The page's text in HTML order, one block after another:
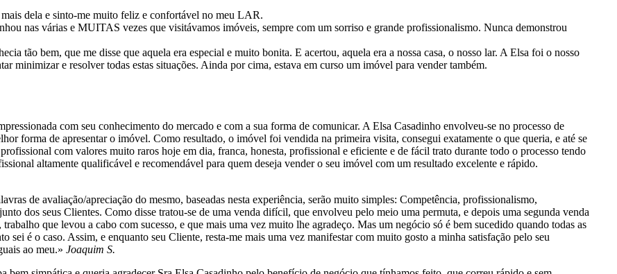
dela e sinto-me muito feliz e confortável no meu LAR.
nas várias e MUITAS vezes que visitávamos imóveis, sempre com um sorriso e grande profissionalismo. Nunca demonstrou
tão bem, que me disse que aquela era especial e muito bonita. E acertou, aquela era a nossa casa, o nosso lar. A Elsa foi o nosso
minimizar e resolver todas estas situações. Ainda por cima, estava em curso um imóvel para vender também.
com seu conhecimento do mercado e com a sua forma de comunicar. A Elsa Casadinho envolveu-se no processo de
forma de apresentar o imóvel. Como resultado, o imóvel foi vendida na primeira visita, consegui exatamente o que queria, e até se
com valores muito raros hoje em dia, franca, honesta, profissional e eficiente e de fácil trato durante todo o processo tendo
altamente qualificável e recomendável para quem deseja vender o seu imóvel com um resultado excelente e rápido.
de avaliação/apreciação do mesmo, baseadas nesta experiência, serão muito simples: Competência, profissionalismo,
dos seus Clientes. Como disse tratou-se de uma venda difícil, que envolveu pelo meio uma permuta, e depois uma segunda venda
que levou a cabo com sucesso, e que mais uma vez muito lhe agradeço. Mas um negócio só é bem sucedido quando todas as
sei é o caso. Assim, e enquanto seu Cliente, resta-me mais uma vez manifestar com muito gosto a minha satisfação pelo seu
ao meu.
Joaquim S.